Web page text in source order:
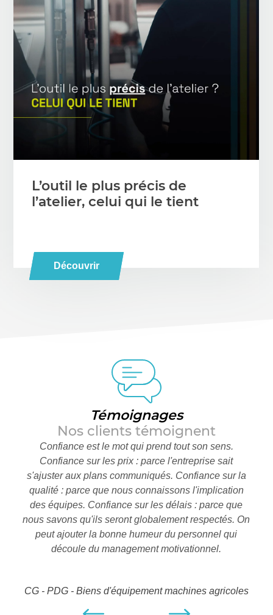
L’outil le plus précis de
l’atelier, celui qui le tient
Découvrir
Témoignages
Nos clients témoignent
Confiance est le mot qui prend tout son sens.
Confiance sur les prix : parce l'entreprise sait
s'ajuster aux plans communiqués. Confiance sur la
qualité : parce que nous connaissons l'implication
des équipes. Confiance sur les délais : parce que
nous savons qu'ils seront globalement respectés. On
peut ajouter la bonne humeur du personnel qui
découle du management motivationnel.
CG - PDG - Biens d'équipement machines agricoles